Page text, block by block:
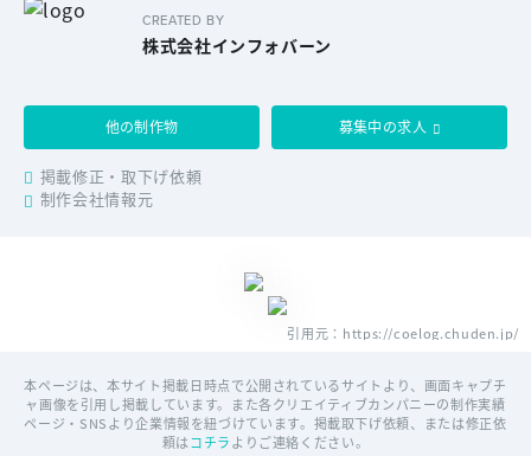
CREATED BY
株式会社インフォバーン
他の制作物 募集中の求人
掲載修正・取下げ依頼
制作会社情報元
引用元：https://coelog.chuden.jp/
本ページは、本サイト掲載日時点で公開されているサイトより、画面キャプチ
ャ画像を引用し掲載しています。また各クリエイティブカンパニーの制作実績
ページ・SNSより企業情報を紐づけています。掲載取下げ依頼、または修正依
頼はコチラよりご連絡ください。